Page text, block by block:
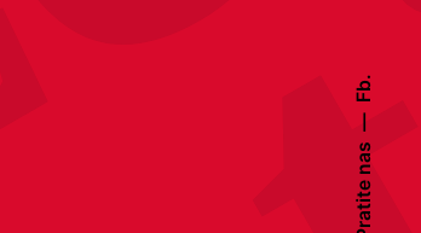
Pratite nas
Fb.